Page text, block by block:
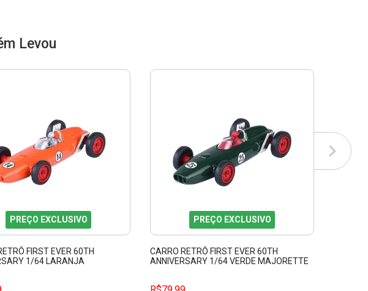
Levou
PREÇO EXCLUSIVO
FIRST EVER 60TH
1/64 LARANJA
PREÇO EXCLUSIVO
CARRO RETRÔ FIRST EVER 60TH
ANNIVERSARY 1/64 VERDE MAJORETTE